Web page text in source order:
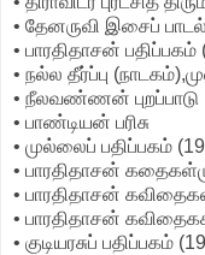
• தேனருவி இசைப்
• பாரதிதாசன் பதிப்பகம்
• நல்ல தீர்ப்பு
• நீலவண்ணன் புறப்பாடு
• பாண்டியன் பரிசு
• முல்லைப் பதிப்பகம்
• பாரதிதாசன்
• பாரதிதாசன்
• பாரதிதாசன்
• குடியரசுப்